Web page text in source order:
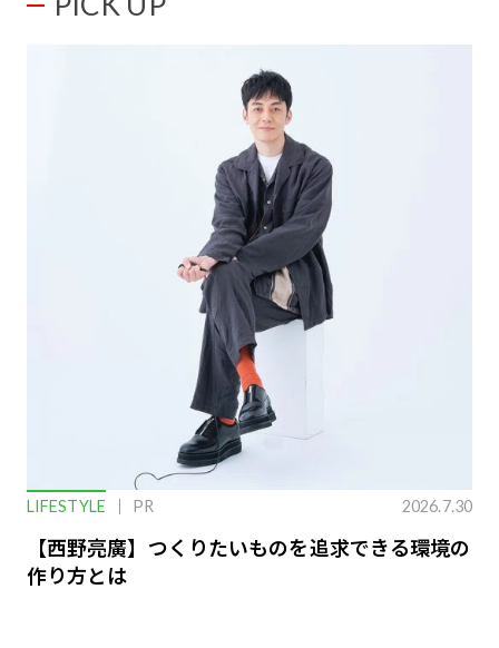
LIFESTYLE PR 2026.7.30
【西野亮廣】つくりたいものを追求できる環境の
作り方とは